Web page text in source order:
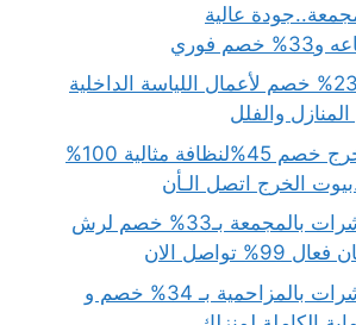
عالية
مليس بالرياض بـ23% خصم لأعمال اللياسة الداخلية
والفلل
شركة تنظيف بالخرج خصم 45%لنظافة مثالية 100%
الخرج اتصل الـأن
شركة مكافحة حشرات بالمجمعة بـ33% خصم لرش
تواصل الان
شركة مكافحة حشرات بالمزاحمية بـ 34% خصم و